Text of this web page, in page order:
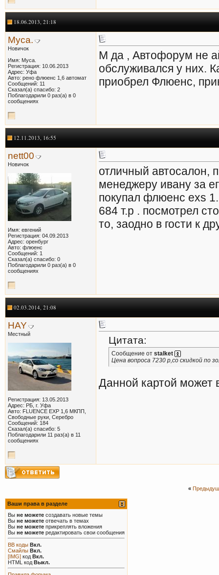
18.06.2013, 21:18
Муса.
Новичок
Имя: Муса.
Регистрация: 10.06.2013
Адрес: Уфа
Авто: рено флюенс 1,6 автомат
Сообщений: 11
Сказал(а) спасибо: 2
Поблагодарили 0 раз(а) в 0
сообщениях
М да , Автофорум не
обслуживался у них.
приобрел Флюенс,
12.11.2013, 16:55
nett00
Новичок
Имя: евгений
Регистрация: 04.09.2013
Адрес: оренбург
Авто: флюенс
Сообщений: 1
Сказал(а) спасибо: 0
Поблагодарили 0 раз(а) в 0
сообщениях
отличный автосалон,
менеджеру ивану за
покупал флюенс exs
684 т.р . посмотрел
то, заодно в гости к
02.03.2014, 21:08
HAY
Местный
Регистрация: 13.05.2013
Адрес: РБ, г. Уфа
Авто: FLUENCE EXP 1,6 МКПП,
Свободные руки, Серебро
Сообщений: 184
Сказал(а) спасибо: 5
Поблагодарили 11 раз(а) в 11
сообщениях
Цитата:
Сообщение от stalket
Цена вопроса 7230 р,со скидкой по
Данной картой может
«
Ваши права в разделе
Вы не можете создавать новые темы
Вы не можете отвечать в темах
Вы не можете прикреплять вложения
Вы не можете редактировать свои сообщения
BB коды Вкл.
Смайлы Вкл.
[IMG] код Вкл.
HTML код Выкл.